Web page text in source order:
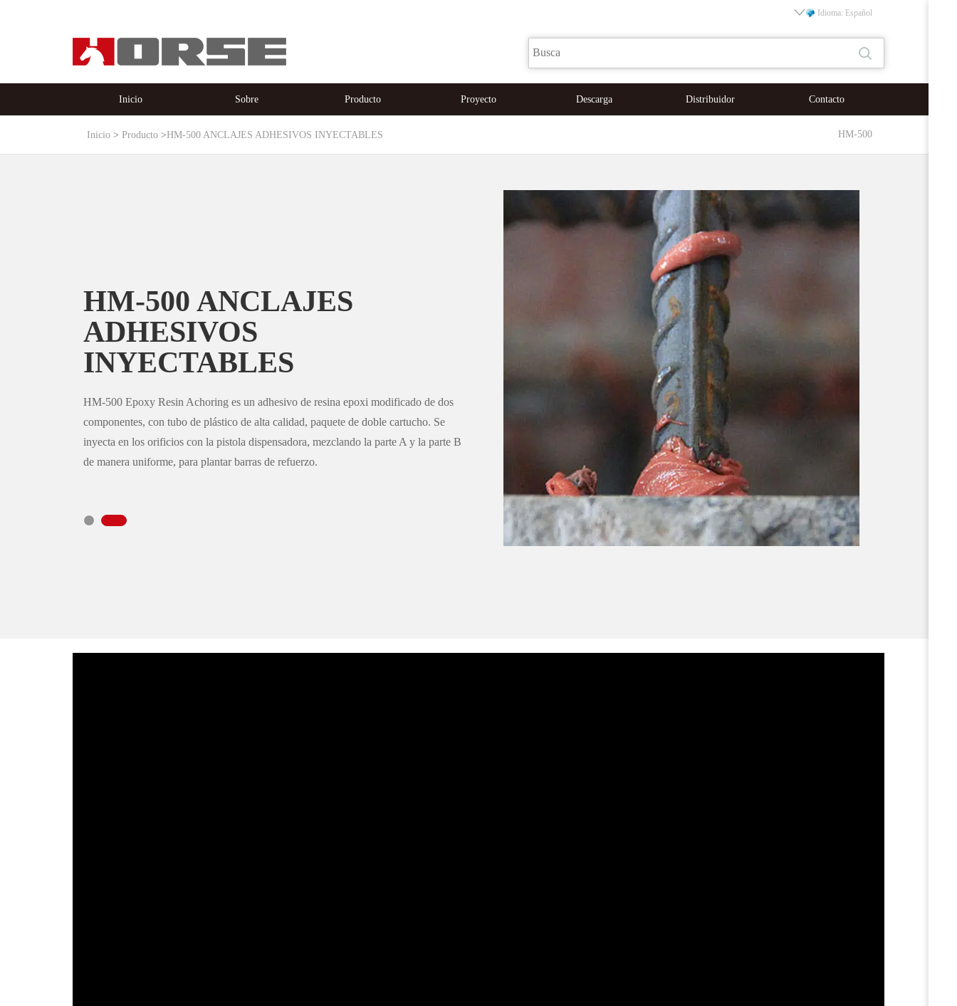
Idioma: Español
Inicio Sobre Producto Proyecto Descarga Distribuidor Contacto
Inicio Producto HM-500 ANCLAJES ADHESIVOS INYECTABLES HM-500
HM-500 ANCLAJES
ADHESIVOS
INYECTABLES
Tipo: HM-500
Volumen: 390ml
Proporción de mezcla: 3: 1
Color: rojo o negro